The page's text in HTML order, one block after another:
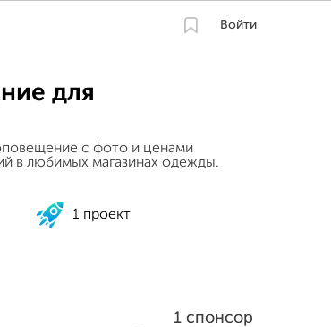
Войти
для
с фото и ценами
в любимых магазинах одежды.
1 проект
1 спонсор